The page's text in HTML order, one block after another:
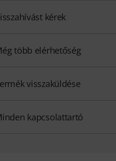
kérek
több elérhetőség
visszaküldése
kapcsolattartó